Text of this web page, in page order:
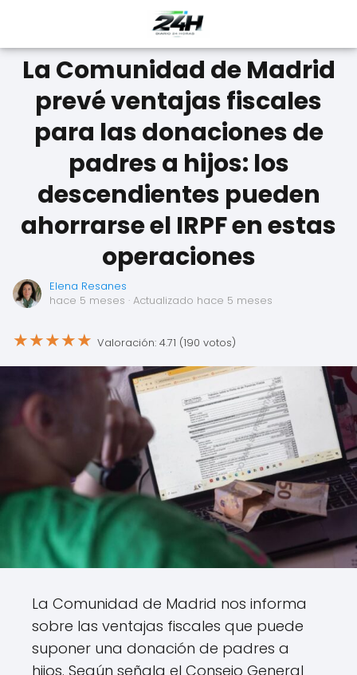
La Comunidad de Madrid
prevé ventajas fiscales
para las donaciones de
padres a hijos: los
descendientes pueden
ahorrarse el IRPF en estas
operaciones
Elena Resanes
hace 5 meses · Actualizado hace 5 meses
★★★★★ Valoración: 4.71 (190 votos)
La Comunidad de Madrid nos informa
sobre las ventajas fiscales que puede
suponer una donación de padres a
hijos. Según señala el Consejo General